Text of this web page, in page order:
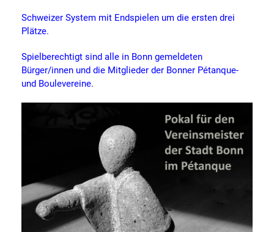
Schweizer System mit Endspielen um die ersten drei
Plätze.
Spielberechtigt sind alle in Bonn gemeldeten
Bürger/innen und die Mitglieder der Bonner Pétanque-
und Boulevereine.